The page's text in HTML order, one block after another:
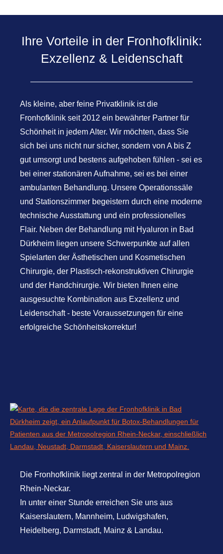
Ihre Vorteile in der Fronhofklinik:
Exzellenz & Leidenschaft
Als kleine, aber feine Privatklinik ist die
Fronhofklinik seit 2012 ein bewährter Partner für
Schönheit in jedem Alter. Wir möchten, dass Sie
sich bei uns nicht nur sicher, sondern von A bis Z
gut umsorgt und bestens aufgehoben fühlen - sei es
bei einer stationären Aufnahme, sei es bei einer
ambulanten Behandlung. Unsere Operationssäle
und Stationszimmer begeistern durch eine moderne
technische Ausstattung und ein professionelles
Flair. Neben der Behandlung mit Hyaluron in Bad
Dürkheim liegen unsere Schwerpunkte auf allen
Spielarten der Ästhetischen und Kosmetischen
Chirurgie, der Plastisch-rekonstruktiven Chirurgie
und der Handchirurgie. Wir bieten Ihnen eine
ausgesuchte Kombination aus Exzellenz und
Leidenschaft - beste Voraussetzungen für eine
erfolgreiche Schönheitskorrektur!
Die Fronhofklinik liegt zentral in der Metropolregion
Rhein-Neckar.
In unter einer Stunde erreichen Sie uns aus
Kaiserslautern, Mannheim, Ludwigshafen,
Heidelberg, Darmstadt, Mainz & Landau.